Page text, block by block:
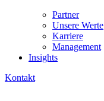
Partner
Unsere Werte
Karriere
Management
Insights
Kontakt